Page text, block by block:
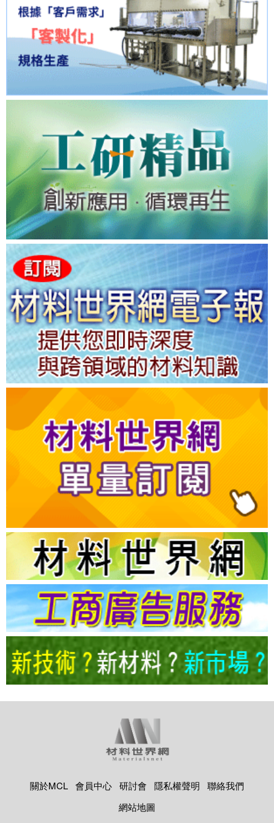
關於MCL 會員中心 研討會 隱私權聲明
聯絡我們
網站地圖